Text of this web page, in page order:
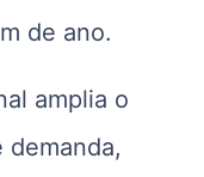
de ano.
amplia o